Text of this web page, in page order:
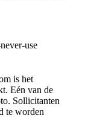
is het
Eén van de
Sollicitanten
te worden